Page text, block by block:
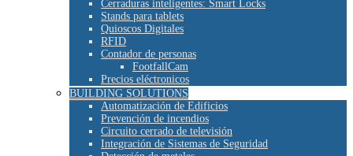
Cerraduras inteligentes: Smart Locks
Stands para tablets
Quioscos Digitales
RFID
Contador de personas
FootfallCam
Precios eléctronicos
BUILDING SOLUTIONS
Automatización de Edificios
Prevención de incendios
Circuito cerrado de televisión
Integración de Sistemas de Seguridad